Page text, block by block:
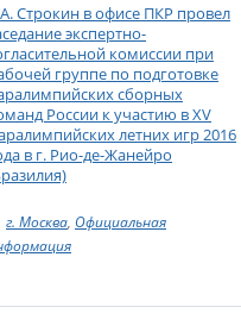
Строкин в офисе ПКР провел
экспертно-
комиссии при
группе по подготовке
сборных
России к участию в XV
летних игр 2016
в г. Рио-де-Жанейро
г. Москва, Официальная